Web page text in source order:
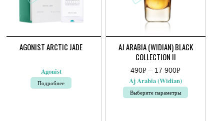
AGONIST ARCTIC JADE
Agonist
Подробнее
AJ ARABIA (WIDIAN) BLACK
COLLECTION II
490Р
УБ.
– 17 900Р
УБ.
Диапазон
490руб.
Aj Arabia (Widian)
Выберите параметры